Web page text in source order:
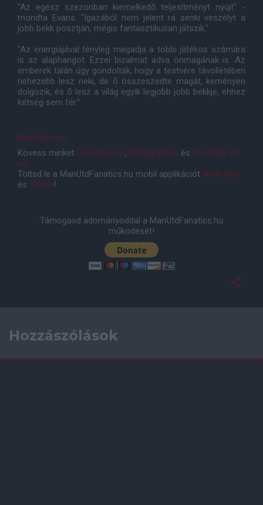
"Az egész szezonban kiemelkedõ teljesítményt nyújt" -
mondta Evans. "Igazából nem jelent rá senki veszélyt a
jobb bekk posztján, mégis fantasztikusan játszik."
"Az energiájával tényleg megadja a többi játékos számára
is az alaphangot. Ezzel bizalmat adva önmagának is. Az
emberek talán úgy gondolták, hogy a testvére távollétében
nehezebb lesz neki, de õ összeszedte magát, keményen
dolgozik, és õ lesz a világ egyik legjobb jobb bekkje, ehhez
kétség sem fér."
ManUtd.com
Kövess minket Facebookon, Instagramon és YouTube-on
is!
Töltsd le a ManUtdFanatics.hu mobil applikációt Androidra
és iOS-re!
Támogasd adományoddal a ManUtdFanatics.hu
működését!
Hozzászólások